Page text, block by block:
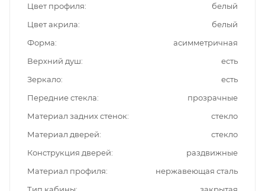
Цвет профиля
белый
Цвет акрила
белый
Форма
асимметричная
Верхний душ
есть
Зеркало
есть
Передние стекла
прозрачные
Материал задних стенок
стекло
Материал дверей
стекло
Конструкция дверей
раздвижные
Материал профиля
нержавеющая сталь